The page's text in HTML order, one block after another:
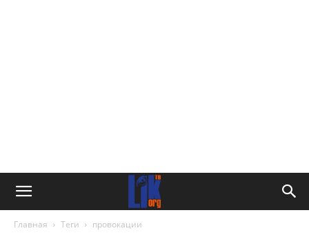
Главная Теги провокации